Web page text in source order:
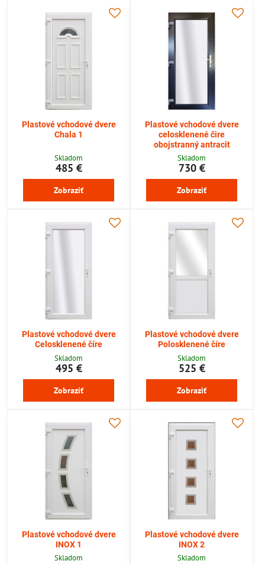
Plastové vchodové dvere
Chala 1
Skladom
485 €
Zobraziť
Plastové vchodové dvere
celosklenené čire
obojstranný antracit
Skladom
730 €
Zobraziť
Plastové vchodové dvere
Celosklenené číre
Skladom
495 €
Zobraziť
Plastové vchodové dvere
Polosklenené číre
Skladom
525 €
Zobraziť
Plastové vchodové dvere
INOX 1
Skladom
Plastové vchodové dvere
INOX 2
Skladom